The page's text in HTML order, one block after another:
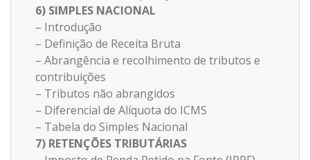
6) SIMPLES NACIONAL
– Introdução
– Definição de Receita Bruta
– Abrangência e recolhimento de tributos e
contribuições
– Tributos não abrangidos
– Diferencial de Alíquota do ICMS
– Tabela do Simples Nacional
7) RETENÇÕES TRIBUTÁRIAS